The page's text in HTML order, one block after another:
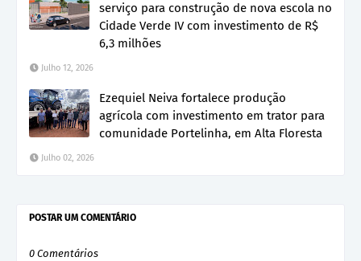
serviço para construção de nova escola no
Cidade Verde IV com investimento de R$
6,3 milhões
Julho 12, 2026
Ezequiel Neiva fortalece produção
agrícola com investimento em trator para
comunidade Portelinha, em Alta Floresta
Julho 02, 2026
POSTAR UM COMENTÁRIO
0 Comentários